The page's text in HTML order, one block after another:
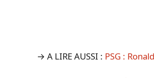
→ A LIRE AUSSI : PSG :